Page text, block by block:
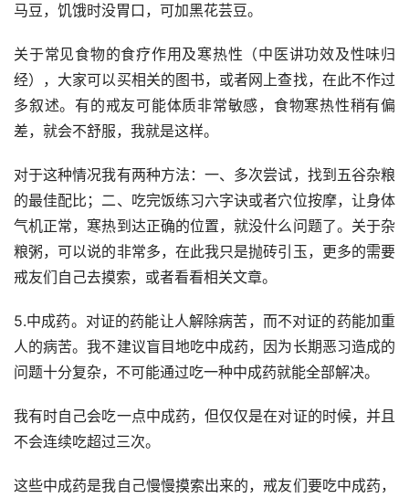
马豆，饥饿时没胃口，可加黑花芸豆。
关于常见食物的食疗作用及寒热性（中医讲功效及性味归
经），大家可以买相关的图书，或者网上查找，在此不作过
多叙述。有的戒友可能体质非常敏感，食物寒热性稍有偏
差，就会不舒服，我就是这样。
对于这种情况我有两种方法：一、多次尝试，找到五谷杂粮
的最佳配比；二、吃完饭练习六字诀或者穴位按摩，让身体
气机正常，寒热到达正确的位置，就没什么问题了。关于杂
粮粥，可以说的非常多，在此我只是抛砖引玉，更多的需要
戒友们自己去摸索，或者看看相关文章。
5.中成药。对证的药能让人解除病苦，而不对证的药能加重
人的病苦。我不建议盲目地吃中成药，因为长期恶习造成的
问题十分复杂，不可能通过吃一种中成药就能全部解决。
我有时自己会吃一点中成药，但仅仅是在对证的时候，并且
不会连续吃超过三次。
这些中成药是我自己慢慢摸索出来的，戒友们要吃中成药，